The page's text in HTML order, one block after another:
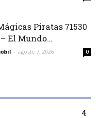
Piratas 71530
El Mundo...
- agosto 7, 2026 0
4